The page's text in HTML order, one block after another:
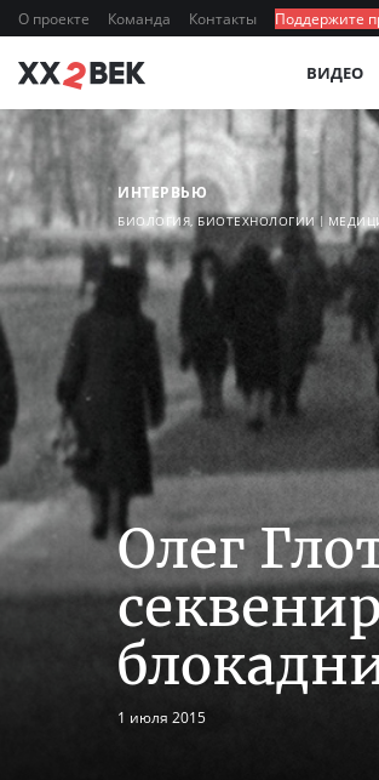
О проекте Команда Контакты Поддержите
ВИДЕО
ИНТЕРВЬЮ
БИОЛОГИЯ, БИОТЕХНОЛОГИИ
Олег
1 июля 2015